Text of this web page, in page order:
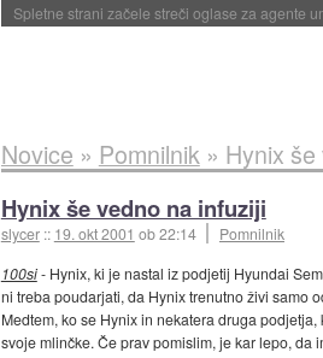
Spletne strani začele streči oglase za agente
Novice » Pomnilnik » Hynix
Hynix še vedno na infuziji
slycer :: 19. okt 2001 ob 22:14
Pomnilnik
100si- Hynix, ki je nastal iz podjetij Hyundai
ni treba poudarjati, da Hynix trenutno živi samo
Medtem, ko se Hynix in nekatera druga
svoje mlinčke. Če prav pomislim, je kar lepo, da